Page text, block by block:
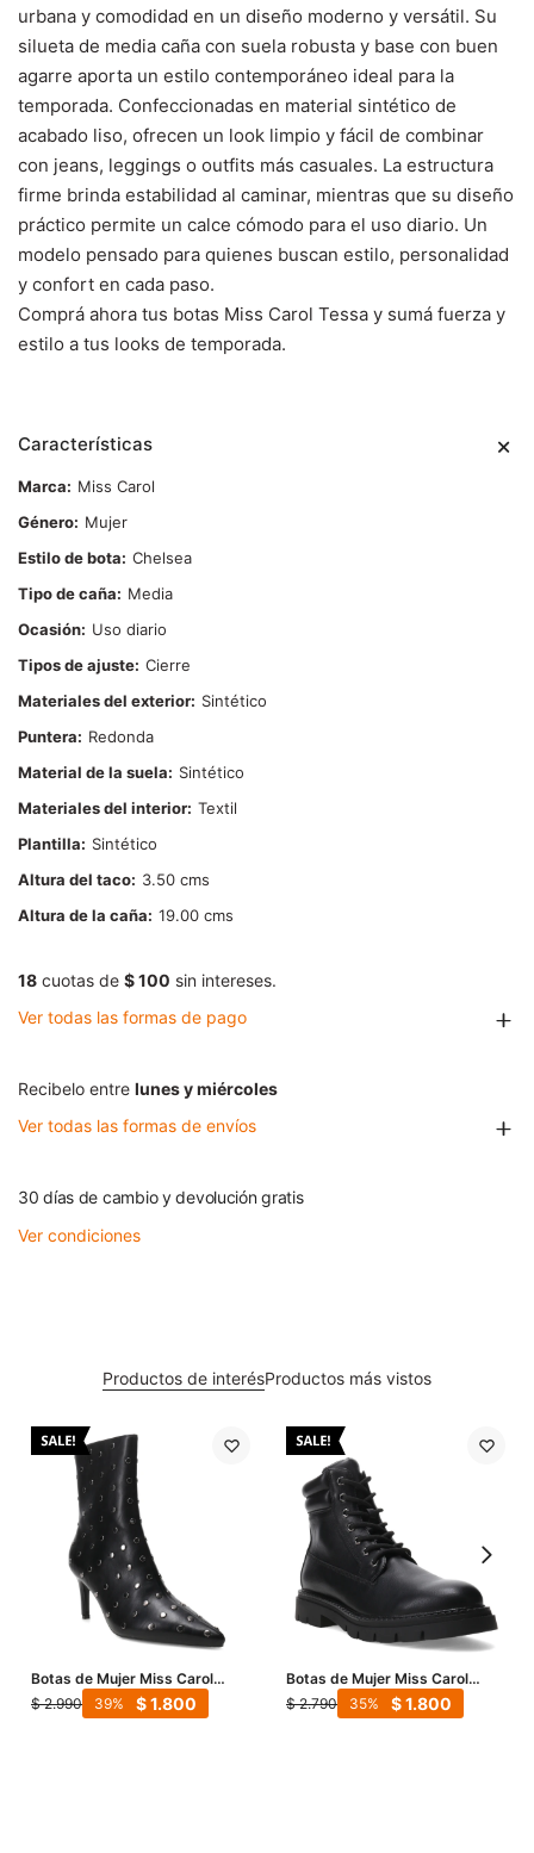
urbana y comodidad en un diseño moderno y versátil. Su
silueta de media caña con suela robusta y base con buen
agarre aporta un estilo contemporáneo ideal para la
temporada. Confeccionadas en material sintético de
acabado liso, ofrecen un look limpio y fácil de combinar
con jeans, leggings o outfits más casuales. La estructura
firme brinda estabilidad al caminar, mientras que su diseño
práctico permite un calce cómodo para el uso diario. Un
modelo pensado para quienes buscan estilo, personalidad
y confort en cada paso.
Comprá ahora tus botas Miss Carol Tessa y sumá fuerza y
estilo a tus looks de temporada.
Características
Marca
Miss Carol
Género
Mujer
Estilo de bota
Chelsea
Tipo de caña
Media
Ocasión
Uso diario
Tipos de ajuste Cierre
Materiales del exterior
Sintético
Puntera
Redonda
Material de la suela
Sintético
Materiales del interior Textil
Plantilla
Sintético
Altura del taco
3.50
Altura de la caña
19.00
18 cuotas de $ 100 sin intereses.
Ver todas las formas de pago
Recibelo entre lunes y miércoles
Ver todas las formas de envíos
30 días de cambio y devolución gratis
Ver condiciones
Productos de interésProductos más vistos
Botas de Mujer Miss Carol
Luma Punta Fina - Negro
$ 2.990 $1.800
39
Botas de Mujer Miss Carol
Borcego Amber - Negro
$ 2.790 $1.800
35